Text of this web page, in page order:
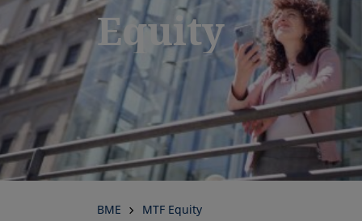
Equity
BME MTF Equity